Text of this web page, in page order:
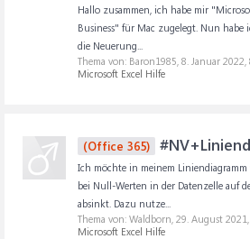
Hallo zusammen, ich habe mir
Business" für Mac zugelegt. Nun habe
die Neuerung...
Thema von: Baron1985, 8. Januar 2022,
Microsoft Excel Hilfe
(Office 365)
Ich möchte in meinem Liniendiagramm
bei Null-Werten in der Datenzelle auf
absinkt. Dazu nutze...
Thema von: Waldborn, 29. August 2021
Microsoft Excel Hilfe